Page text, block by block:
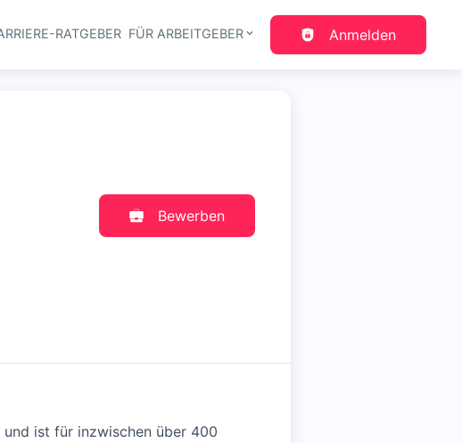
Navigation
RATGEBER FÜR ARBEITGEBER Anmelden
Bewerben
ist für inzwischen über 400